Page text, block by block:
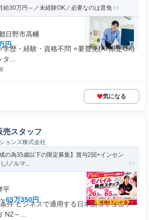
給30万円～／未経験OK／必要なのは普免
日野市高幡
円
学歴・経験・資格不問 ⭐要普免(AT限定OK)
...
気になる
売スタッフ
ョンズ株式会社
の為35歳以下の限定募集】賞与2回+インセン
/ノルマ...
平
65万350円
件 ビジネスで通用する日本語コミュニケー
N2～...